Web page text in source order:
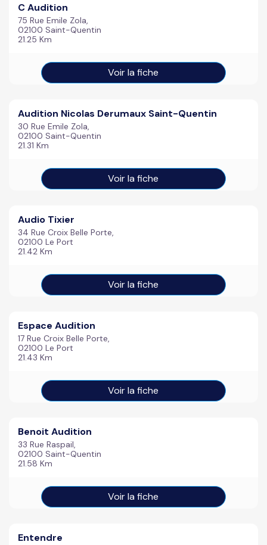
C Audition
75 Rue Emile Zola,
02100 Saint-Quentin
21.25 Km
Voir la fiche
Audition Nicolas Derumaux Saint-Quentin
30 Rue Emile Zola,
02100 Saint-Quentin
21.31 Km
Voir la fiche
Audio Tixier
34 Rue Croix Belle Porte,
02100 Le Port
21.42 Km
Voir la fiche
Espace Audition
17 Rue Croix Belle Porte,
02100 Le Port
21.43 Km
Voir la fiche
Benoit Audition
33 Rue Raspail,
02100 Saint-Quentin
21.58 Km
Voir la fiche
Entendre